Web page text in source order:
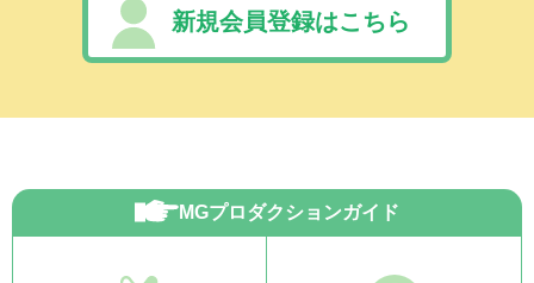
新規会員登録はこちら
MGプロダクションガイド